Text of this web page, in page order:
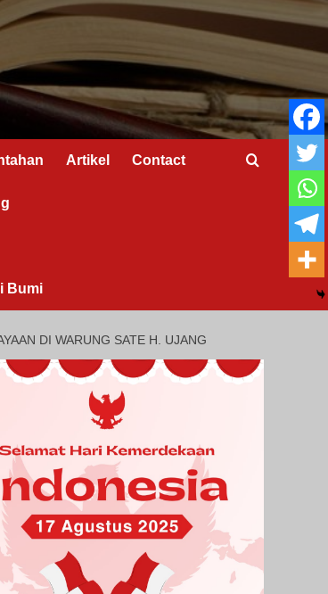
Artikel Contact
Bumi
DI WARUNG SATE H. UJANG